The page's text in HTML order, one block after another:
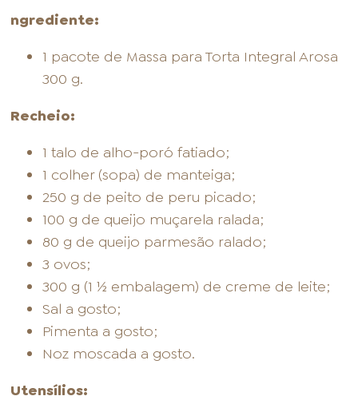
ngrediente:
1 pacote de Massa para Torta Integral Arosa
300 g.
Recheio:
1 talo de alho-poró fatiado;
1 colher (sopa) de manteiga;
250 g de peito de peru picado;
100 g de queijo muçarela ralada;
80 g de queijo parmesão ralado;
3 ovos;
300 g (1 ½ embalagem) de creme de leite;
Sal a gosto;
Pimenta a gosto;
Noz moscada a gosto.
Utensílios: